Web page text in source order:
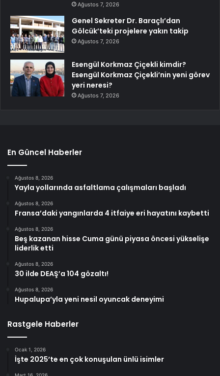
Ağustos 7, 2026
Genel Sekreter Dr. Baraçlı’dan
Gölcük’teki projelere yakın takip
Ağustos 7, 2026
Esengül Korkmaz Çiçekli kimdir?
Esengül Korkmaz Çiçekli’nin yeni görev
yeri neresi?
Ağustos 7, 2026
En Güncel Haberler
Ağustos 8, 2026
Yayla yollarında asfaltlama çalışmaları başladı
Ağustos 8, 2026
Fransa’daki yangınlarda 4 itfaiye eri hayatını kaybetti
Ağustos 8, 2026
Beş kazanan hisse Cuma günü piyasa öncesi yükselişe
liderlik etti
Ağustos 8, 2026
30 ilde DEAŞ’a 104 gözaltı!
Ağustos 8, 2026
Hupalupa’yla yeni nesil oyuncak deneyimi
Rastgele Haberler
Ocak 1, 2026
İşte 2025’te en çok konuşulan ünlü isimler